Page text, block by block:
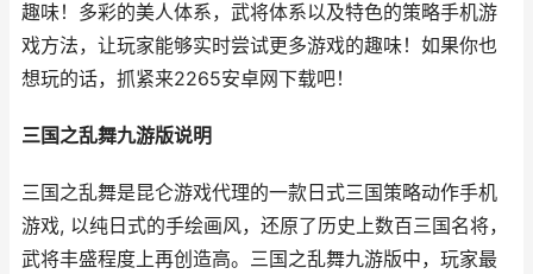
趣味！多彩的美人体系，武将体系以及特色的策略手机游
戏方法，让玩家能够实时尝试更多游戏的趣味！如果你也
想玩的话，抓紧来2265安卓网下载吧！
三国之乱舞九游版说明
三国之乱舞是昆仑游戏代理的一款日式三国策略动作手机
游戏, 以纯日式的手绘画风，还原了历史上数百三国名将，
武将丰盛程度上再创造高。三国之乱舞九游版中，玩家最